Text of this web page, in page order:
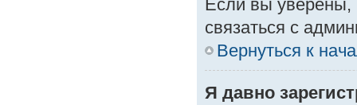
Если вы уверены,
связаться с
Вернуться к
Я давно